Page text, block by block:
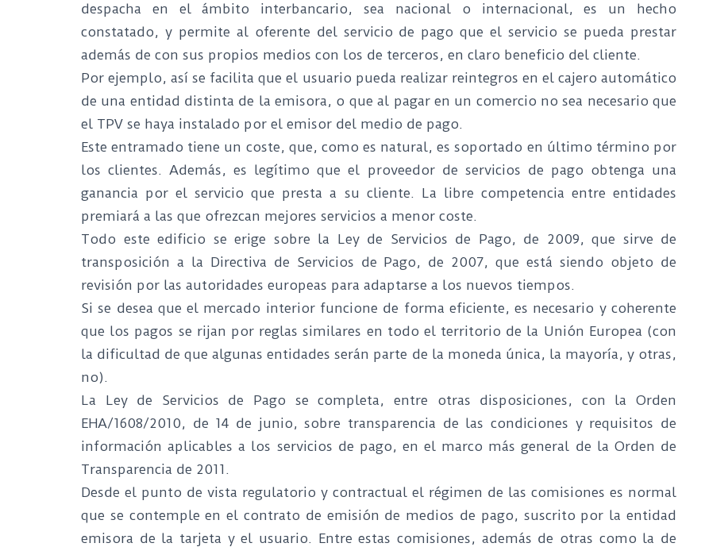
despacha en el ámbito interbancario, sea nacional o internacional, es un hecho
constatado, y permite al oferente del servicio de pago que el servicio se pueda prestar
además de con sus propios medios con los de terceros, en claro beneficio del cliente.
Por ejemplo, así se facilita que el usuario pueda realizar reintegros en el cajero automático
de una entidad distinta de la emisora, o que al pagar en un comercio no sea necesario que
el TPV se haya instalado por el emisor del medio de pago.
Este entramado tiene un coste, que, como es natural, es soportado en último término por
los clientes. Además, es legítimo que el proveedor de servicios de pago obtenga una
ganancia por el servicio que presta a su cliente. La libre competencia entre entidades
premiará a las que ofrezcan mejores servicios a menor coste.
Todo este edificio se erige sobre la Ley de Servicios de Pago, de 2009, que sirve de
transposición a la Directiva de Servicios de Pago, de 2007, que está siendo objeto de
revisión por las autoridades europeas para adaptarse a los nuevos tiempos.
Si se desea que el mercado interior funcione de forma eficiente, es necesario y coherente
que los pagos se rijan por reglas similares en todo el territorio de la Unión Europea (con
la dificultad de que algunas entidades serán parte de la moneda única, la mayoría, y otras,
no).
La Ley de Servicios de Pago se completa, entre otras disposiciones, con la Orden
EHA/1608/2010, de 14 de junio, sobre transparencia de las condiciones y requisitos de
información aplicables a los servicios de pago, en el marco más general de la Orden de
Transparencia de 2011.
Desde el punto de vista regulatorio y contractual el régimen de las comisiones es normal
que se contemple en el contrato de emisión de medios de pago, suscrito por la entidad
emisora de la tarjeta y el usuario. Entre estas comisiones, además de otras como la de